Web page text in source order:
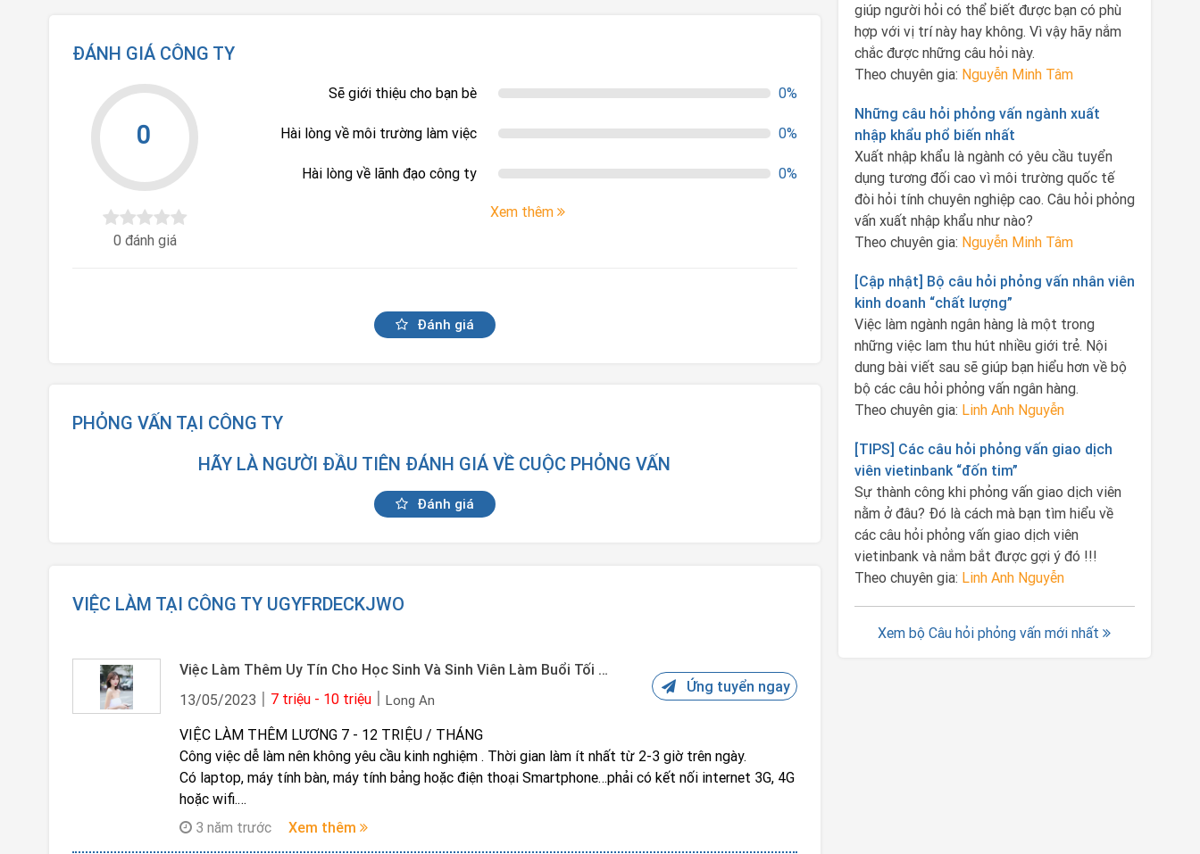
ĐÁNH GIÁ CÔNG TY
0
0 đánh giá
Sẽ giới thiệu cho bạn bè 0%
Hài lòng về môi trường làm việc 0%
Hài lòng về lãnh đạo công ty 0%
Xem thêm
Đánh giá
PHỎNG VẤN TẠI CÔNG TY
HÃY LÀ NGƯỜI ĐẦU TIÊN ĐÁNH GIÁ VỀ CUỘC PHỎNG VẤN
Đánh giá
VIỆC LÀM TẠI CÔNG TY UGYFRDECKJWO
Việc Làm Thêm Uy Tín Cho Học Sinh Và Sinh Viên Làm Buổi Tối Lương 9 Triệu Tháng
13/05/2023
7 triệu - 10 triệu Long An
Ứng tuyển ngay
VIỆC LÀM THÊM LƯƠNG 7 - 12 TRIỆU / THÁNG
Công việc dễ làm nên không yêu cầu kinh nghiệm . Thời gian làm ít nhất từ 2-3 giờ trên ngày.
Có laptop, máy tính bàn, máy tính bảng hoặc điện thoại Smartphone…phải có kết nối internet 3G, 4G
hoặc wifi.
Vị trí 1 – Nhân Viên Đăng Tin, Chia Sẻ Tin Quảng Cáo: chỉ việc đăng tin, chia Sẻ lại các hình ảnh và
3 năm trước Xem thêm
giúp người hỏi có thể biết được bạn có phù
hợp với vị trí này hay không. Vì vậy hãy nắm
chắc được những câu hỏi này.
Theo chuyên gia: Nguyễn Minh Tâm
Những câu hỏi phỏng vấn ngành xuất
nhập khẩu phổ biến nhất
Xuất nhập khẩu là ngành có yêu cầu tuyển
dụng tương đối cao vì môi trường quốc tế
đòi hỏi tính chuyên nghiệp cao. Câu hỏi phỏng
vấn xuất nhập khẩu như nào?
Theo chuyên gia: Nguyễn Minh Tâm
[Cập nhật] Bộ câu hỏi phỏng vấn nhân viên
kinh doanh “chất lượng”
Việc làm ngành ngân hàng là một trong
những việc lam thu hút nhiều giới trẻ. Nội
dung bài viết sau sẽ giúp bạn hiểu hơn về bộ
bộ các câu hỏi phỏng vấn ngân hàng.
Theo chuyên gia: Linh Anh Nguyễn
[TIPS] Các câu hỏi phỏng vấn giao dịch
viên vietinbank “đốn tim”
Sự thành công khi phỏng vấn giao dịch viên
nằm ở đâu? Đó là cách mà bạn tìm hiểu về
các câu hỏi phỏng vấn giao dịch viên
vietinbank và nắm bắt được gợi ý đó !!!
Theo chuyên gia: Linh Anh Nguyễn
Xem bộ Câu hỏi phỏng vấn mới nhất